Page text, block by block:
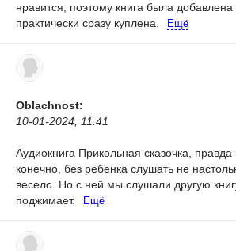
нравится, поэтому книга была добавлена
практически сразу куплена.
Ещё
Oblachnost:
10-01-2024, 11:41
Аудиокнига Прикольная сказочка, правда
конечно, без ребенка слушать не
весело. Но с ней мы слушали другую
поджимает.
Ещё